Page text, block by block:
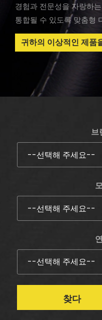
경험과 전문성을 자랑하
통합될 수 있도록 맞춤형
귀하의 이상적인 제품
브